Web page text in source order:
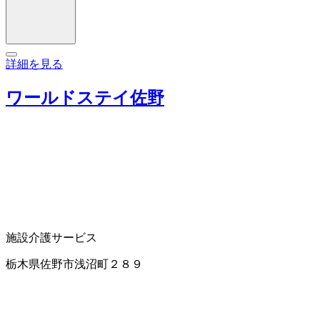
詳細を見る
ワールドステイ佐野
施設介護サービス
栃木県佐野市浅沼町２８９